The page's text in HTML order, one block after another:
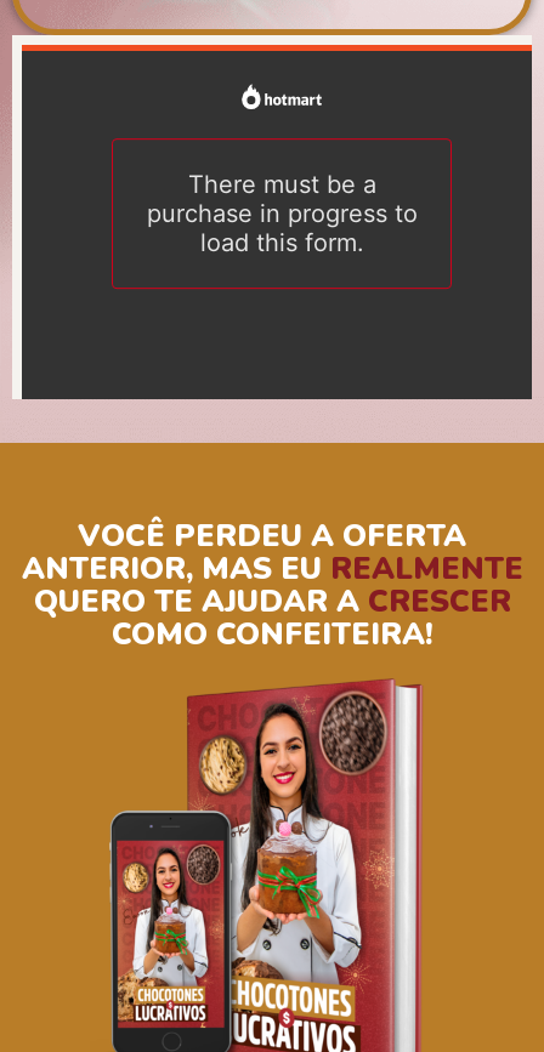
VOCÊ PERDEU A OFERTA
ANTERIOR, MAS EU REALMENTE
QUERO TE AJUDAR A CRESCER
COMO CONFEITEIRA!